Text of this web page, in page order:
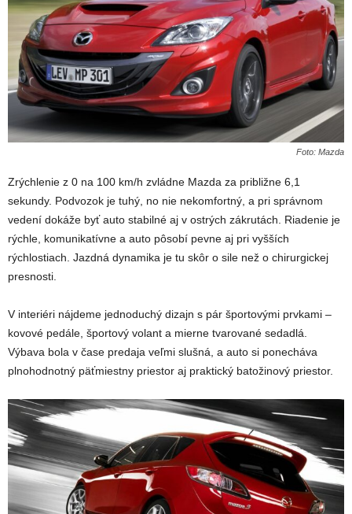
Foto: Mazda
Zrýchlenie z 0 na 100 km/h zvládne Mazda za približne 6,1
sekundy. Podvozok je tuhý, no nie nekomfortný, a pri správnom
vedení dokáže byť auto stabilné aj v ostrých zákrutách. Riadenie je
rýchle, komunikatívne a auto pôsobí pevne aj pri vyšších
rýchlostiach. Jazdná dynamika je tu skôr o sile než o chirurgickej
presnosti.
V interiéri nájdeme jednoduchý dizajn s pár športovými prvkami –
kovové pedále, športový volant a mierne tvarované sedadlá.
Výbava bola v čase predaja veľmi slušná, a auto si ponecháva
plnohodnotný päťmiestny priestor aj praktický batožinový priestor.